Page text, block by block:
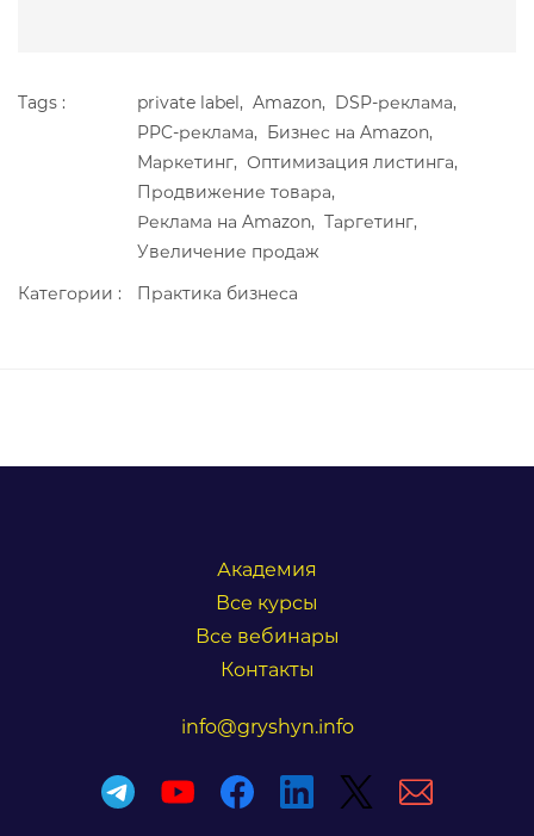
Tags : private label, Amazon, DSP-реклама,
PPC-реклама, Бизнес на Amazon,
Маркетинг, Оптимизация листинга,
Продвижение товара,
Реклама на Amazon, Таргетинг,
Увеличение продаж
Категории :
Практика бизнеса
Академия
Все курсы
Все вебинары
Контакты
info@gryshyn.info